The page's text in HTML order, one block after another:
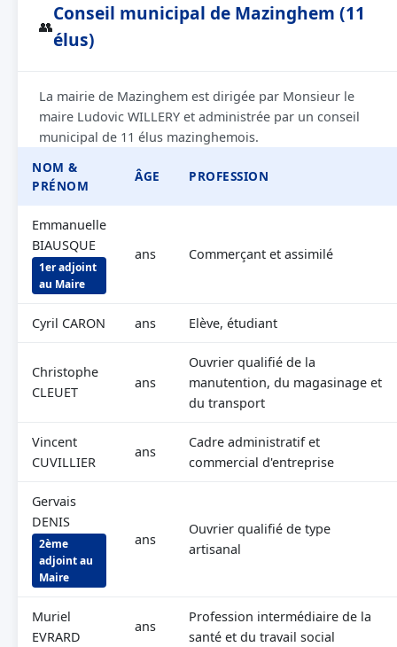
👥
Conseil municipal de Mazinghem (11
élus)
La mairie de Mazinghem est dirigée par Monsieur le
maire Ludovic WILLERY et administrée par un conseil
municipal de 11 élus mazinghemois.
NOM &
PRÉNOM
ÂGE PROFESSION
Emmanuelle
BIAUSQUE
1er adjoint
au Maire
ans Commerçant et assimilé
Cyril CARON ans Elève, étudiant
Christophe
CLEUET
ans
Ouvrier qualifié de la
manutention, du magasinage et
du transport
Vincent
CUVILLIER
ans
Cadre administratif et
commercial d'entreprise
Gervais
DENIS
2ème
adjoint au
Maire
ans
Ouvrier qualifié de type
artisanal
Muriel
EVRARD
ans
Profession intermédiaire de la
santé et du travail social